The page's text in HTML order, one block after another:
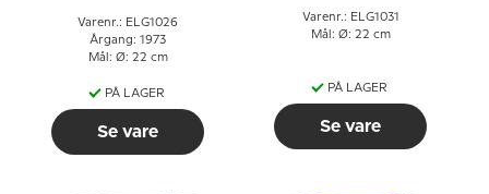
Varenr.: ELG1026
Årgang: 1973
Mål: Ø: 22 cm
PÅ LAGER
Se vare
Varenr.: ELG1031
Mål: Ø: 22 cm
PÅ LAGER
Se vare